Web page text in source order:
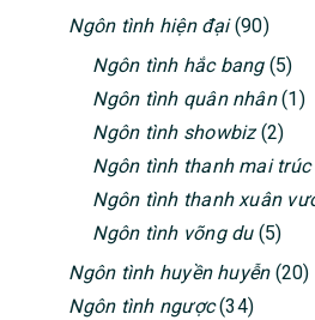
Ngôn tình hiện đại(90)
Ngôn tình hắc bang(5)
Ngôn tình quân nhân(1)
Ngôn tình showbiz(2)
Ngôn tình thanh mai trúc
Ngôn tình thanh xuân
Ngôn tình võng du(5)
Ngôn tình huyền huyễn(20)
Ngôn tình ngược(34)